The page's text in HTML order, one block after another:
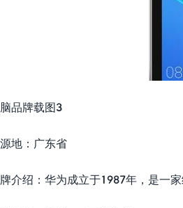
品牌载图3
地：广东省
介绍：华为成立于1987年，是一